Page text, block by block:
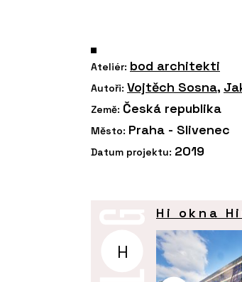
Ateliér: bod architekti
Autoři: Vojtěch Sosna,
Země: Česká republika
Město: Praha - Slivenec
Datum projektu: 2019
H
Hi okna